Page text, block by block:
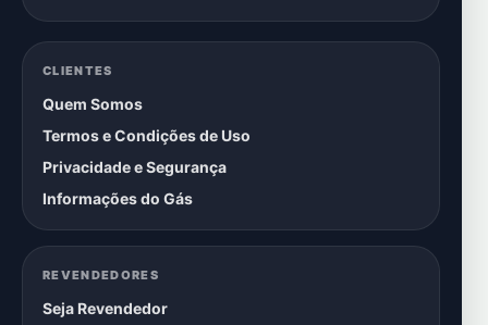
CLIENTES
Quem Somos
Termos e Condições de Uso
Privacidade e Segurança
Informações do Gás
REVENDEDORES
Seja Revendedor